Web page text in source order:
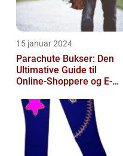
15 januar 2024
Parachute Bukser: Den
Ultimative Guide til
Online-Shoppere og E-